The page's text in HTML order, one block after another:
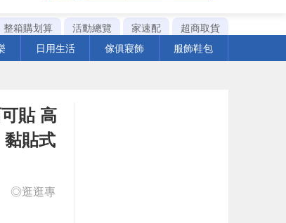
整箱購划算 活動總覽 家速配
超商取貨
日用生活 傢俱寢飾 服飾鞋包
貼 高
貼式
◎逛逛專